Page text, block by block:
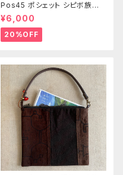
Pos45 ポシェット シピボ族の
泥染め刺繍のショルダー
¥6,000
20%OFF